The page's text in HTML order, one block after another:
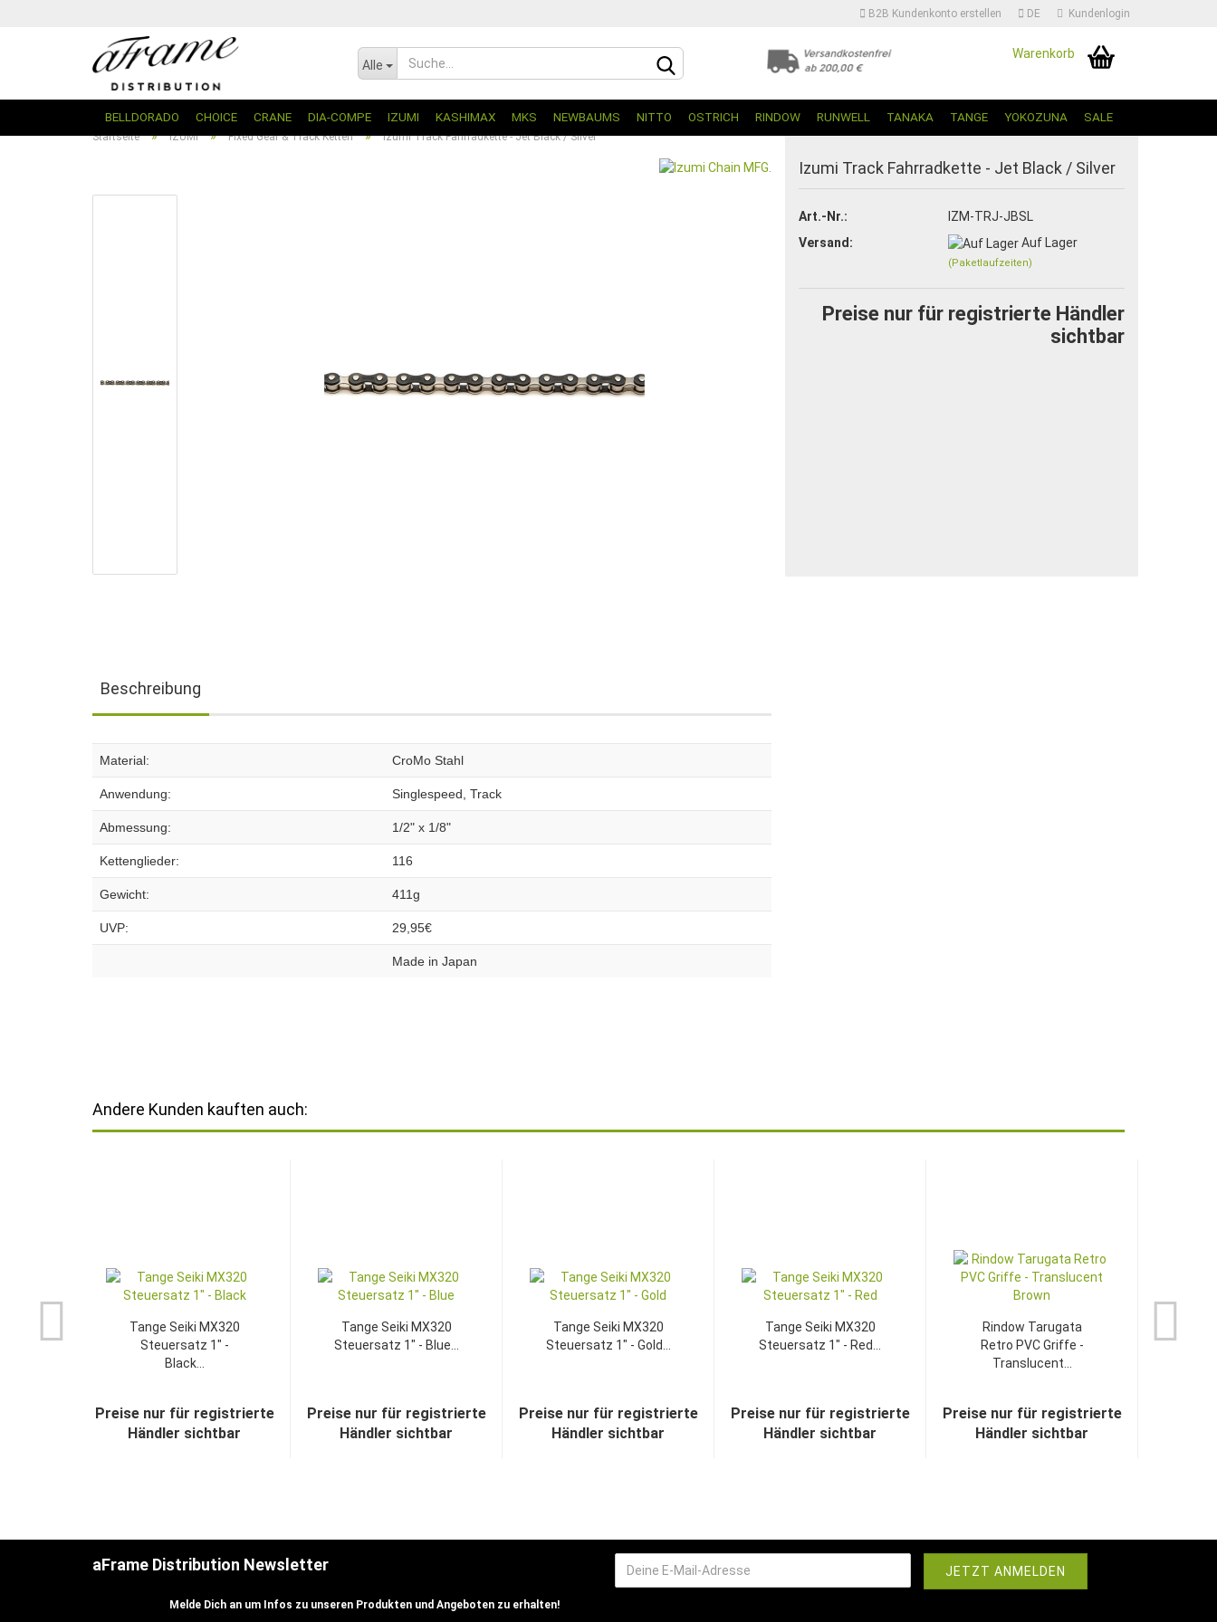
B2B Kundenkonto erstellen DE
Sprache auswählen | Change Language
Kundenlogin
Konto erstellen
Passwort vergessen?
Alle
Warenkorb
BELLDORADO CHOICE CRANE DIA-COMPE IZUMI KASHIMAX MKS NEWBAUMS NITTO OSTRICH RINDOW RUNWELL TANAKA TANGE YOKOZUNA SALE
Startseite » IZUMI » Fixed Gear & Track Ketten » Izumi Track Fahrradkette - Jet Black / Silver
Izumi Track Fahrradkette - Jet Black / Silver
Art.-Nr.:
IZM-TRJ-JBSL
Versand:
Auf Lager
(Paketlaufzeiten)
Preise nur für registrierte Händler
sichtbar
Beschreibung
Material: CroMo Stahl
Anwendung: Singlespeed, Track
Abmessung: 1/2" x 1/8"
Kettenglieder: 116
Gewicht: 411g
UVP: 29,95€
Made in Japan
Andere Kunden kauften auch:
Tange Seiki MX320
Steuersatz 1" -
Black...
Preise nur für registrierte
Händler sichtbar
Tange Seiki MX320
Steuersatz 1" - Blue...
Preise nur für registrierte
Händler sichtbar
Tange Seiki MX320
Steuersatz 1" - Gold...
Preise nur für registrierte
Händler sichtbar
Tange Seiki MX320
Steuersatz 1" - Red...
Preise nur für registrierte
Händler sichtbar
Rindow Tarugata
Retro PVC Griffe -
Translucent...
Preise nur für registrierte
Händler sichtbar
aFrame Distribution Newsletter
Melde Dich an um Infos zu unseren Produkten und Angeboten zu erhalten!